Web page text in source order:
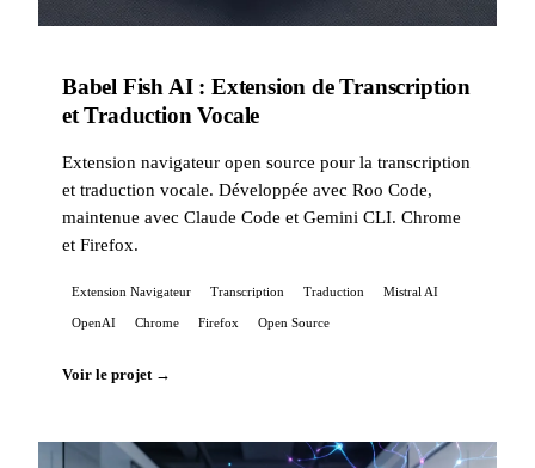
Babel Fish AI : Extension de Transcription
et Traduction Vocale
Extension navigateur open source pour la transcription
et traduction vocale. Développée avec Roo Code,
maintenue avec Claude Code et Gemini CLI. Chrome
et Firefox.
Extension Navigateur Transcription Traduction Mistral AI
OpenAI Chrome Firefox Open Source
Voir le projet →